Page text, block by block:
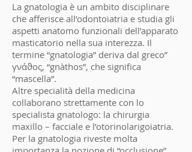
La gnatologia è un ambito disciplinare
che afferisce all’odontoiatria e studia gli
aspetti anatomo funzionali dell’apparato
masticatorio nella sua interezza. Il
termine “gnatologia” deriva dal greco”
γνάϑος, “gnàthos”, che significa
“mascella”.
Altre specialità della medicina
collaborano strettamente con lo
specialista gnatologo: la chirurgia
maxillo – facciale e l’otorinolarigoiatria.
Per la gnatologia riveste molta